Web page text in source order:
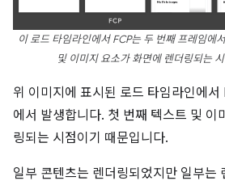
이 로드 타임라인에서 FCP는 두 번째 프레임에
및 이미지 요소가 화면에 렌더링되는
위 이미지에 표시된 로드 타임라인에
에서 발생합니다. 첫 번째 텍스트 및 이
링되는 시점이기 때문입니다.
일부 콘텐츠는 렌더링되었지만 일부는